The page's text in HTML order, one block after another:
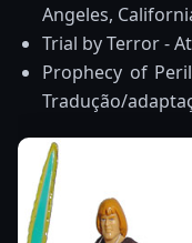
Angeles,
Trial by Terror -
Prophecy of
Tradução/